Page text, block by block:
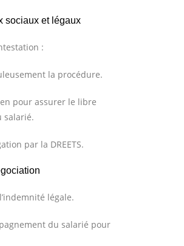
sociaux et légaux
:
la procédure.
pour assurer le libre
salarié.
par la DREETS.
légale.
du salarié pour